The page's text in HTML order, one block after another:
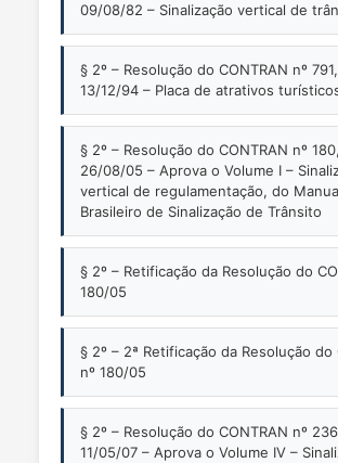
09/08/82 – Sinalização vertical de
§ 2º – Resolução do CONTRAN nº
13/12/94 – Placa de atrativos
§ 2º – Resolução do CONTRAN nº
26/08/05 – Aprova o Volume I –
vertical de regulamentação, do
Brasileiro de Sinalização de Trânsito
§ 2º – Retificação da Resolução do
180/05
§ 2º – 2ª Retificação da Resolução do
nº 180/05
§ 2º – Resolução do CONTRAN nº
11/05/07 – Aprova o Volume IV –